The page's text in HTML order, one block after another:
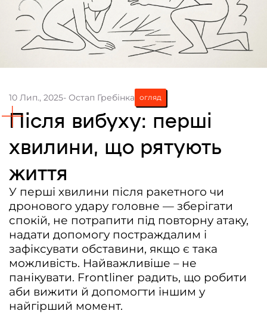
На часі
Про нас
Контакти
Співпраця
Медіакіт
Редакційна політика | Копірайт
Документи
10 Лип., 2025- Остап Гребінка огляд
Після вибуху: перші
хвилини, що рятують
життя
У перші хвилини після ракетного чи
дронового удару головне — зберігати
спокій, не потрапити під повторну атаку,
надати допомогу постраждалим і
зафіксувати обставини, якщо є така
можливість. Найважливіше – не
панікувати. Frontliner радить, що робити
аби вижити й допомогти іншим у
найгірший момент.